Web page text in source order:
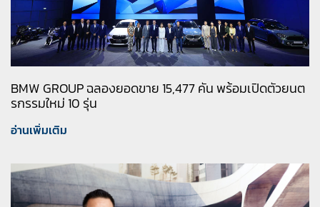
BMW GROUP ฉลองยอดขาย 15,477 คัน พร้อมเปิดตัวยนต
รกรรมใหม่ 10 รุ่น
อ่านเพิ่มเติม